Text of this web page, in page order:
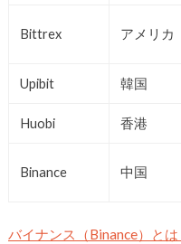
Bittrex アメリカ
Upibit 韓国
Huobi 香港
Binance 中国
バイナンス（Binance）と